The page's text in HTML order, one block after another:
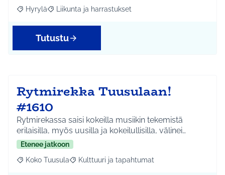
Rajaa tulokset aihepiirin mukaan: Hyrylä
Hyrylä Rajaa tulokset teeman mukaan: Liikunta ja
Liikunta ja harrastukset
Tutustu
Rytmirekka Tuusulaan!
#1610
Rytmirekassa saisi kokeilla musiikin tekemistä
erilaisilla, myös uusilla ja kokeilullisilla, välinei…
Etenee jatkoon
Rajaa tulokset aihepiirin mukaan: Koko Tuusula
Koko Tuusula Rajaa tulokset teeman mukaan: Kulttuuri ja
Kulttuuri ja tapahtumat